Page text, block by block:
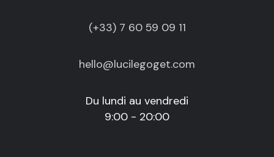
(+33) 7 60 59 09 11
hello@lucilegoget.com
Du lundi au vendredi
9:00 - 20:00